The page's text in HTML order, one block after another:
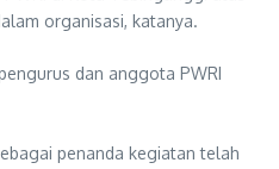
organisasi, katanya.
dan anggota PWRI
penanda kegiatan telah